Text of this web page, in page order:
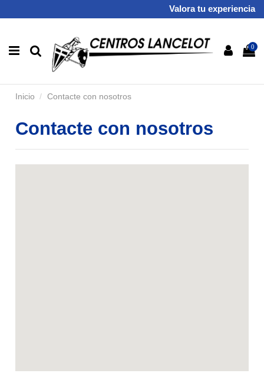
Valora tu experiencia
0
Inicio Contacte con nosotros
Contacte con nosotros